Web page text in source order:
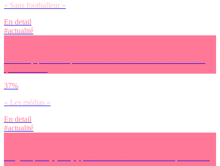
« Sans footballeur »
En detail
#actualité
37%
« Les médias »
En detail
#actualité